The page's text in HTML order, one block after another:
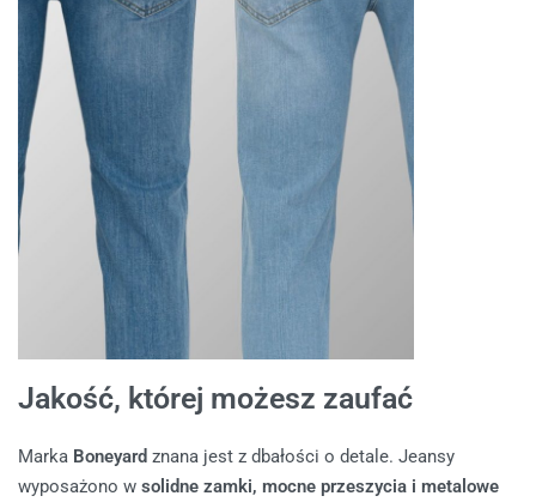
Jakość, której możesz zaufać
Marka Boneyard znana jest z dbałości o detale. Jeansy
wyposażono w solidne zamki, mocne przeszycia i metalowe